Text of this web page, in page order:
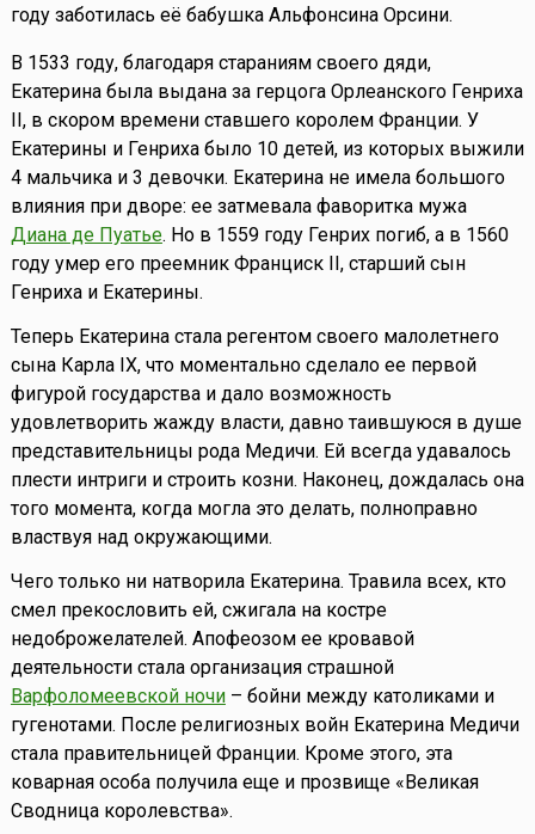
году заботилась её бабушка Альфонсина Орсини.
В 1533 году, благодаря стараниям своего дяди,
Екатерина была выдана за герцога Орлеанского Генриха
II, в скором времени ставшего королем Франции. У
Екатерины и Генриха было 10 детей, из которых выжили
4 мальчика и 3 девочки. Екатерина не имела большого
влияния при дворе: ее затмевала фаворитка мужа
Диана де Пуатье. Но в 1559 году Генрих погиб, а в 1560
году умер его преемник Франциск II, старший сын
Генриха и Екатерины.
Теперь Екатерина стала регентом своего малолетнего
сына Карла IX, что моментально сделало ее первой
фигурой государства и дало возможность
удовлетворить жажду власти, давно таившуюся в душе
представительницы рода Медичи. Ей всегда удавалось
плести интриги и строить козни. Наконец, дождалась она
того момента, когда могла это делать, полноправно
властвуя над окружающими.
Чего только ни натворила Екатерина. Травила всех, кто
смел прекословить ей, сжигала на костре
недоброжелателей. Апофеозом ее кровавой
деятельности стала организация страшной
Варфоломеевской ночи– бойни между католиками и
гугенотами. После религиозных войн Екатерина Медичи
стала правительницей Франции. Кроме этого, эта
коварная особа получила еще и прозвище «Великая
Сводница королевства».